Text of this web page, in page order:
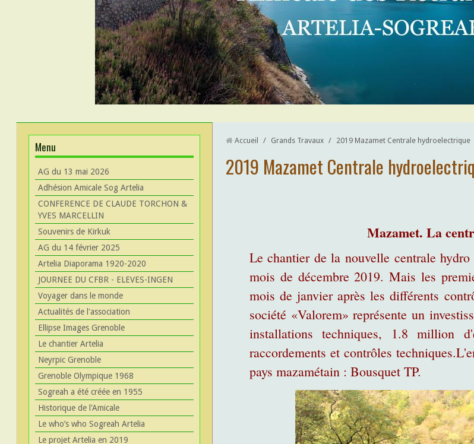
Menu
AG du 13 mai 2026
Adhésion Amicale Sog Artelia
CONFERENCE DE CLAUDE TORCHON &
YVES MARCELLIN
Souvenirs de Kirkuk
AG du 14 février 2025
Artelia Diaporama 1920-2020
JOURNEE DU CFBR - ELEVES-INGEN
Voyager dans le monde
Actualités de l'association
Ellipse Images Grenoble
Le chantier Artelia
Neyrpic Grenoble
Grenoble Olympique 1968
Sogreah a été créée en 1955
Historique de l'Amicale
Le who’s who Sogreah Artelia
Le projet Artelia en 2019
Accueil / Grands Travaux / 2019 Mazamet Centrale hydroelectrique
2019 Mazamet Centrale
Mazamet. La
Le chantier de la nouvelle centrale
mois de décembre 2019. Mais les
mois de janvier après les différents
société «Valorem» représente un
installations techniques, 1.8
raccordements et contrôles
pays mazamétain : Bousquet TP.